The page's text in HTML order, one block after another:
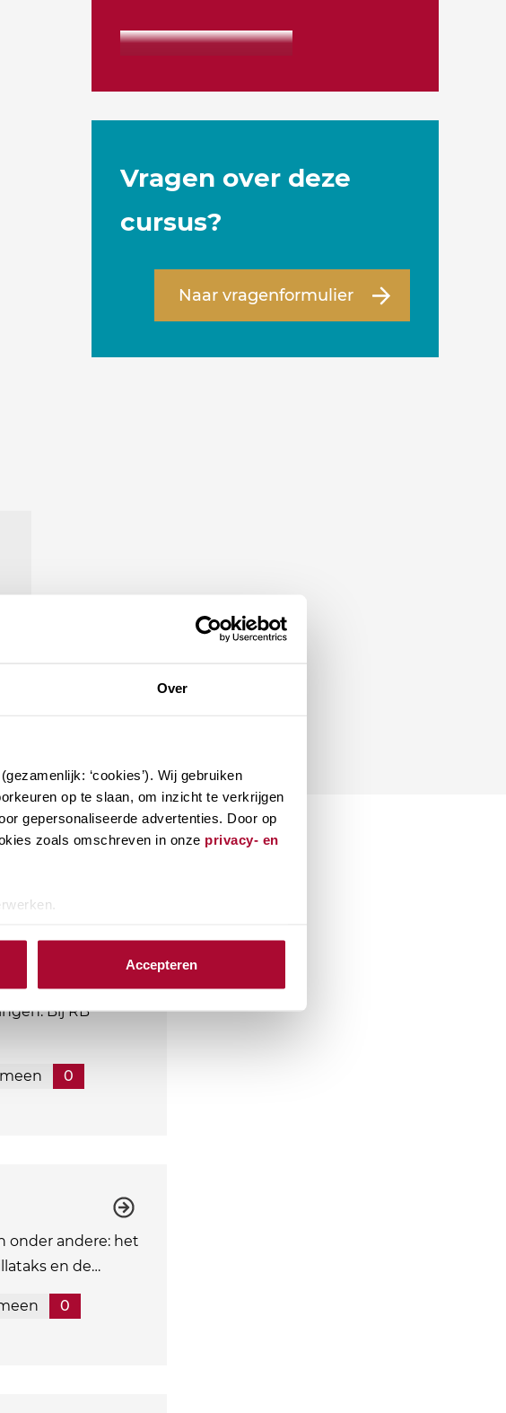
Over
‘cookies’). Wij gebruiken
op te slaan, om inzicht te verkrijgen
gepersonaliseerde advertenties. Door op
zoals omschreven in onze privacy- en
Accepteren
Vragen over deze
cursus?
Naar vragenformulier
jouw
Bij RB
0
onder andere: het
en de…
0